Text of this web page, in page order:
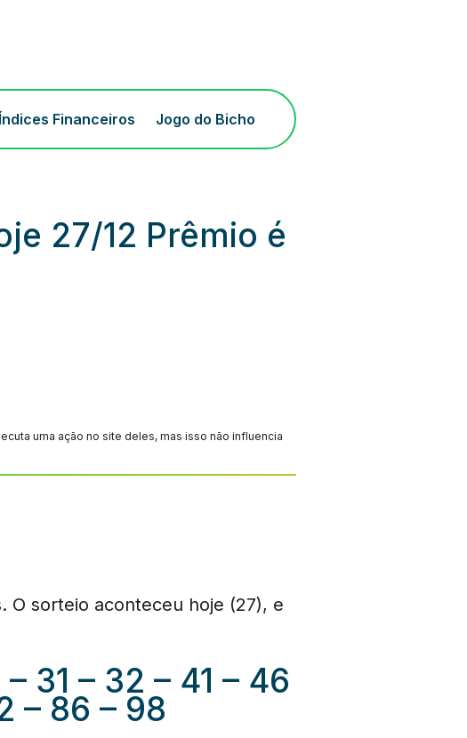
Índices Financeiros Jogo do Bicho
27/12 Prêmio é
uma ação no site deles, mas isso não influencia
O sorteio aconteceu hoje (27), e
31 – 32 – 41 – 46
– 86 – 98